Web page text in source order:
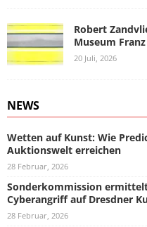
Robert
Museum
20 Juli, 2026
NEWS
Wetten auf Kunst: Wie
Auktionswelt erreichen
28 Februar, 2026
Sonderkommission
Cyberangriff auf Dresdner
28 Februar, 2026